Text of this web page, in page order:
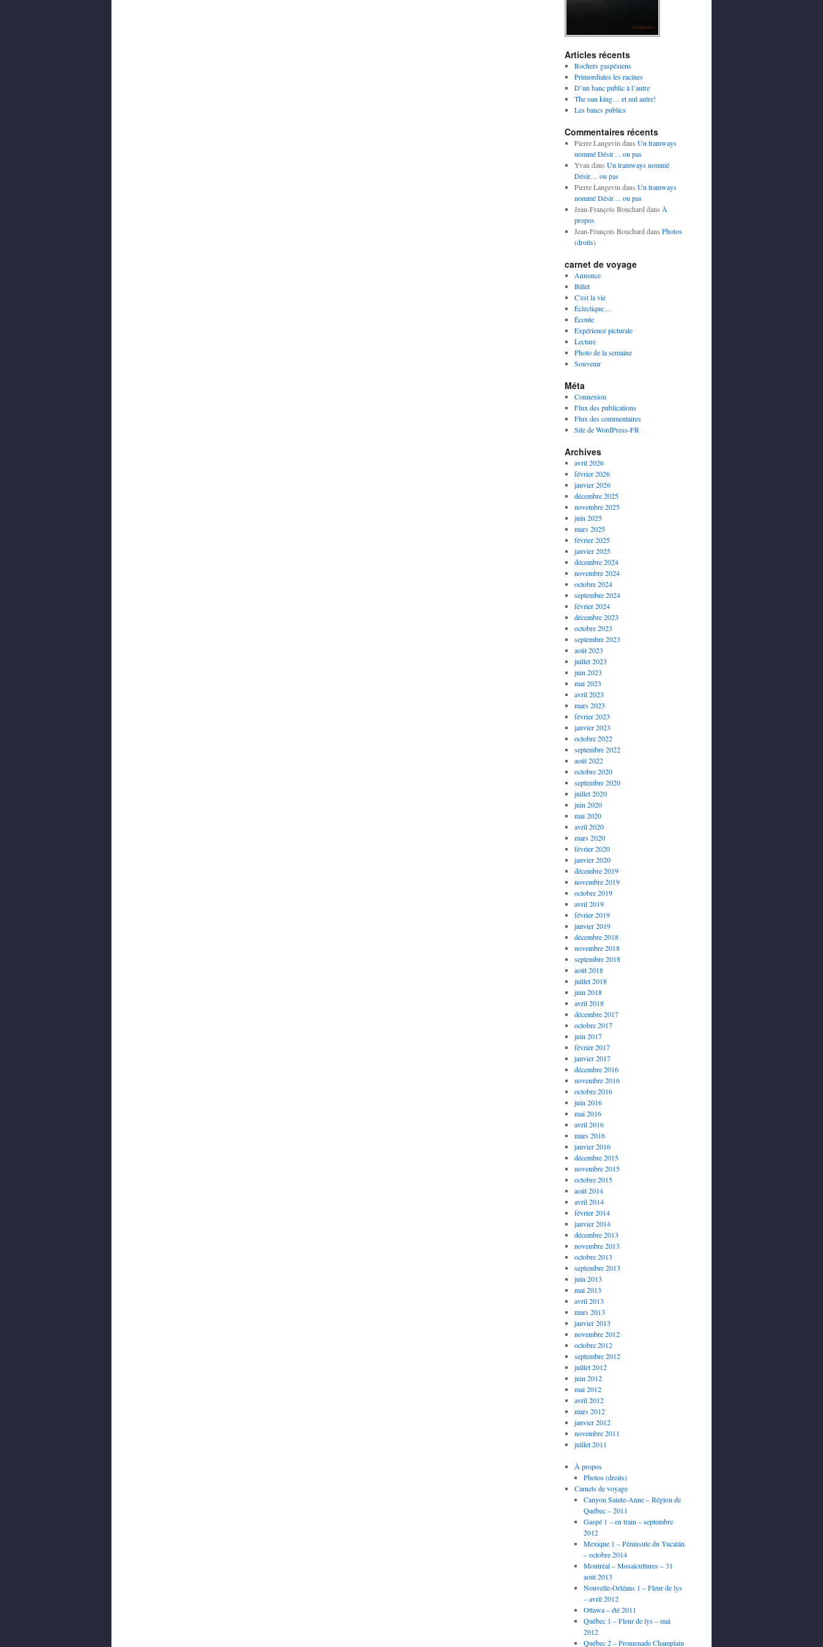
Articles récents
Rochers gaspésiens
Primordiales les racines
D’un banc public à l’autre
The sun king… et nul autre!
Les bancs publics
Commentaires récents
Pierre Langevin dans Un tramways
nommé Désir… ou pas
Yvan dans Un tramways nommé
Désir… ou pas
Pierre Langevin dans Un tramways
nommé Désir… ou pas
Jean-François Bouchard dans À
propos
Jean-François Bouchard dans Photos
(droits)
carnet de voyage
Annonce
Billet
C'est la vie
Éclectique…
Écoute
Expérience picturale
Lecture
Photo de la semaine
Souvenir
Méta
Connexion
Flux des publications
Flux des commentaires
Site de WordPress-FR
Archives
avril 2026
février 2026
janvier 2026
décembre 2025
novembre 2025
juin 2025
mars 2025
février 2025
janvier 2025
décembre 2024
novembre 2024
octobre 2024
septembre 2024
février 2024
décembre 2023
octobre 2023
septembre 2023
août 2023
juillet 2023
juin 2023
mai 2023
avril 2023
mars 2023
février 2023
janvier 2023
octobre 2022
septembre 2022
août 2022
octobre 2020
septembre 2020
juillet 2020
juin 2020
mai 2020
avril 2020
mars 2020
février 2020
janvier 2020
décembre 2019
novembre 2019
octobre 2019
avril 2019
février 2019
janvier 2019
décembre 2018
novembre 2018
septembre 2018
août 2018
juillet 2018
juin 2018
avril 2018
décembre 2017
octobre 2017
juin 2017
février 2017
janvier 2017
décembre 2016
novembre 2016
octobre 2016
juin 2016
mai 2016
avril 2016
mars 2016
janvier 2016
décembre 2015
novembre 2015
octobre 2015
août 2014
avril 2014
février 2014
janvier 2014
décembre 2013
novembre 2013
octobre 2013
septembre 2013
juin 2013
mai 2013
avril 2013
mars 2013
janvier 2013
novembre 2012
octobre 2012
septembre 2012
juillet 2012
juin 2012
mai 2012
avril 2012
mars 2012
janvier 2012
novembre 2011
juillet 2011
À propos
Photos (droits)
Carnets de voyage
Canyon Sainte-Anne – Région de
Québec – 2011
Gaspé 1 – en train – septembre
2012
Mexique 1 – Péninsule du Yucatán
– octobre 2014
Montréal – Mosaïcultures – 31
août 2013
Nouvelle-Orléans 1 – Fleur de lys
– avril 2012
Ottawa – été 2011
Québec 1 – Fleur de lys – mai
2012
Québec 2 – Promenade Champlain